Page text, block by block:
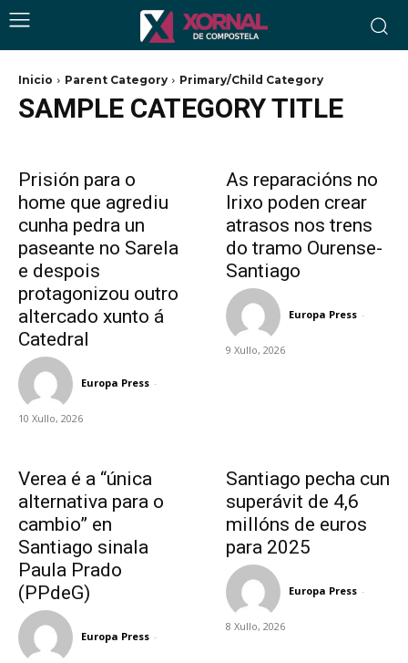
Inicio Parent Category Primary/Child Category
SAMPLE CATEGORY TITLE
Prisión para o
home que agrediu
cunha pedra un
paseante no Sarela
e despois
protagonizou outro
altercado xunto á
Catedral
Europa Press -
10 Xullo, 2026
As reparacións no
Irixo poden crear
atrasos nos trens
do tramo Ourense-
Santiago
Europa Press -
9 Xullo, 2026
Verea é a “única
alternativa para o
cambio” en
Santiago sinala
Paula Prado
(PPdeG)
Europa Press -
Santiago pecha cun
superávit de 4,6
millóns de euros
para 2025
Europa Press -
8 Xullo, 2026